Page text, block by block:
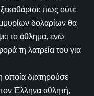
πως ούτε
δολαρίων θα
το άθλημα, ενώ
τη λατρεία του για
διατηρούσε
Έλληνα αθλητή,